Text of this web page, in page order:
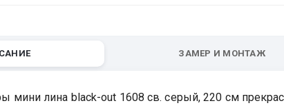
ЗАМЕР И МОНТАЖ
мини лина black-out 1608 св. серый, 220 см